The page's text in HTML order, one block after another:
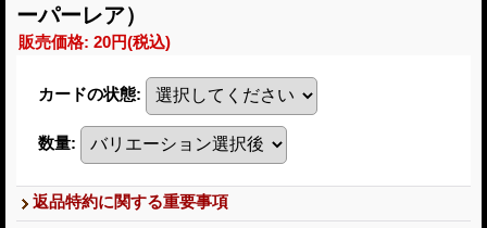
ーパーレア）
販売価格: 20円(税込)
カードの状態:
数量:
返品特約に関する重要事項